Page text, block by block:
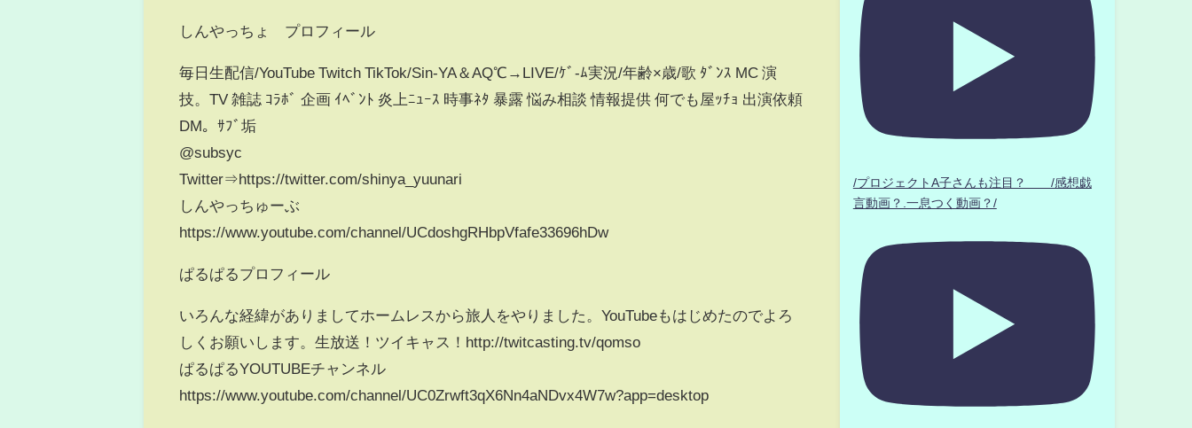
しんやっちょ プロフィール
毎日生配信/YouTube Twitch TikTok/Sin-YA＆AQ℃→LIVE/ｹﾞ-ﾑ実況/年齢×歳/歌 ﾀﾞﾝｽ MC 演
技。TV 雑誌 ｺﾗﾎﾞ 企画 ｲﾍﾞﾝﾄ 炎上ﾆｭｰｽ 時事ﾈﾀ 暴露 悩み相談 情報提供 何でも屋ｯﾁｮ 出演依頼
DM。ｻﾌﾞ垢
@subsyc
Twitter⇒https://twitter.com/shinya_yuunari
しんやっちゅーぶ
https://www.youtube.com/channel/UCdoshgRHbpVfafe33696hDw
ぱるぱるプロフィール
いろんな経緯がありましてホームレスから旅人をやりました。YouTubeもはじめたのでよろ
しくお願いします。生放送！ツイキャス！http://twitcasting.tv/qomso
ぱるぱるYOUTUBEチャンネル
https://www.youtube.com/channel/UC0Zrwft3qX6Nn4aNDvx4W7w?app=desktop
/プロジェクトA子さんも注目？ /感想戯
言動画？.一息つく動画？/